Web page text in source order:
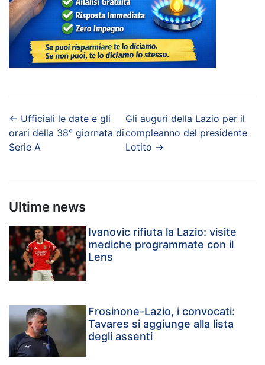
← Ufficiali le date e gli
orari della 38° giornata di
Serie A
Gli auguri della Lazio per il
compleanno del presidente
Lotito →
Ultime news
Ivanovic rifiuta la Lazio: visite
mediche programmate con il
Lens
Frosinone-Lazio, i convocati:
Tavares si aggiunge alla lista
degli assenti